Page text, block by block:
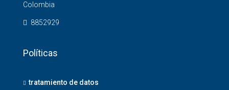
Colombia
8852929
Políticas
tratamiento de datos